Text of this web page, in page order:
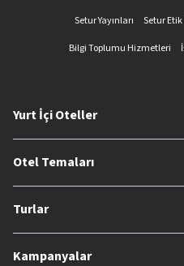
Setur Yayınları
Setur
Bilgi Toplumu Hizmetleri
Yurt İçi Oteller
Otel Temaları
Turlar
Kampanyalar